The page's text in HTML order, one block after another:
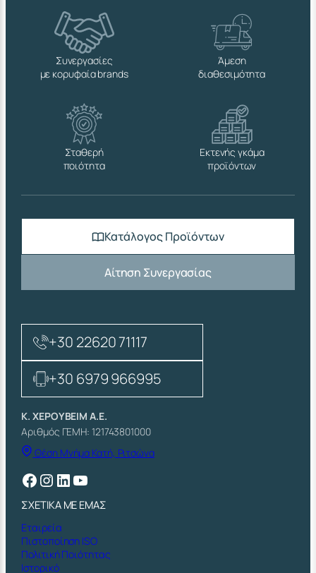
Συνεργασίες
με κορυφαία brands
Άμεση
διαθεσιμότητα
Σταθερή
ποιότητα
Εκτενής γκάμα
προϊόντων
Κατάλογος Προϊόντων
Αίτηση Συνεργασίας
+30 22620 71117
+30 6979 966995
Κ. ΧΕΡΟΥΒΕΙΜ Α.Ε.
Αριθμός ΓΕΜΗ: 121743801000
Θέση Μνήμα Κατή, Ριτσώνα
Facebook Instagram Linkedin YouTube
ΣΧΕΤΙΚΑ ΜΕ ΕΜΑΣ
Εταιρεία
Πιστοποίηση ISO
Πολιτική Ποιότητας
Ιστορικό